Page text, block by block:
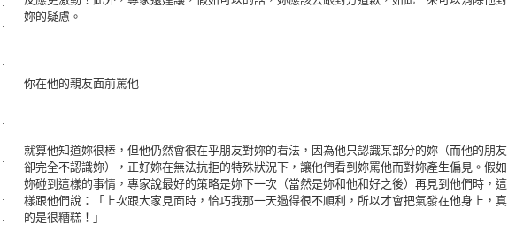
妳的疑慮。
你在他的親友面前罵他
就算他知道妳很棒，但他仍然會很在乎朋友對妳的看法，因為他只認識某部分的妳（而他的朋友
卻完全不認識妳），正好妳在無法抗拒的特殊狀況下，讓他們看到妳罵他而對妳產生偏見。假如
妳碰到這樣的事情，專家說最好的策略是妳下一次（當然是妳和他和好之後）再見到他們時，這
樣跟他們說：「上次跟大家見面時，恰巧我那一天過得很不順利，所以才會把氣發在他身上，真
的是很糟糕！」